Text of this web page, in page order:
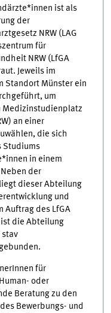
ist als
der
NRW (LAG
für
NRW (LfGA
Jeweils im
Standort Münster ein
um
Medizinstudienplatz
an einer
die sich
Studiums
in einem
der
dieser Abteilung
und
Auftrag des LfGA
ist die Abteilung
stav
für
oder
Beratung zu den
Bewerbungs- und